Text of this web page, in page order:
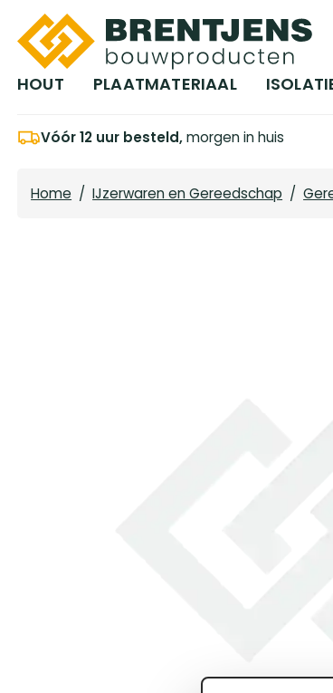
Ga naar hoofdinhoud
HOUT PLAATMATERIAAL
Vóór 12 uur besteld,morgen in huis
Home / IJzerwaren en Gereedschap /